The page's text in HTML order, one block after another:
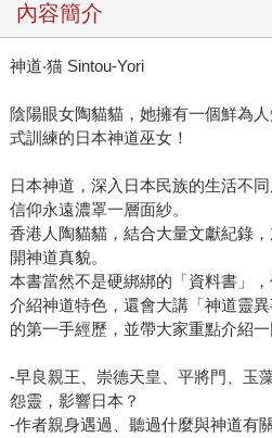
內容簡介
神道‧猫 Sintou-Yori
陰陽眼女陶貓貓，她擁有一個鮮為
式訓練的日本神道巫女！
日本神道，深入日本民族的生活不
信仰永遠濃罩一層面紗。
香港人陶貓貓，結合大量文獻紀錄
開神道真貌。
本書當然不是硬綁綁的「資料書」
介紹神道特色，還會大講「神道靈
的第一手經歷，並帶大家重點介紹一
-早良親王、崇德天皇、平將門、玉
怨靈，影響日本？
-作者親身遇過、聽過什麼與神道有